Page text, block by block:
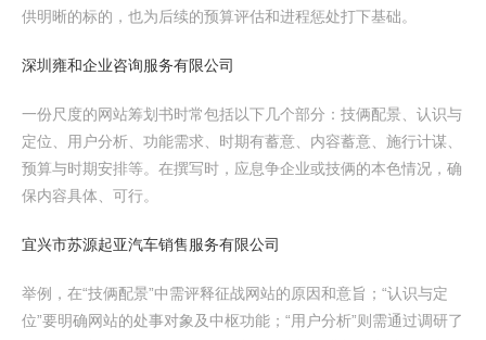
供明晰的标的，也为后续的预算评估和进程惩处打下基础。
深圳雍和企业咨询服务有限公司
一份尺度的网站筹划书时常包括以下几个部分：技俩配景、认识与
定位、用户分析、功能需求、时期有蓄意、内容蓄意、施行计谋、
预算与时期安排等。在撰写时，应息争企业或技俩的本色情况，确
保内容具体、可行。
宜兴市苏源起亚汽车销售服务有限公司
举例，在“技俩配景”中需评释征战网站的原因和意旨；“认识与定
位”要明确网站的处事对象及中枢功能；“用户分析”则需通过调研了